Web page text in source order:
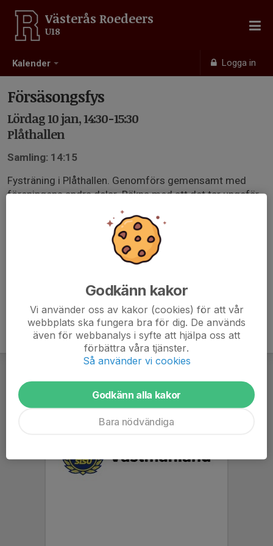
Kalender Logga in
Västerås Roedeers
U18
Försäsongsfys
Lördag 10 jan, 14:30-15:30
Plåthallen
Samling: 14:15
Fysträning i Plåthallen. Genomförs gemensamt med
föreningens andra delar. Räkna med att det tar ungefär
en timme. Inga skydd. Vi har hallen från 14:15-16:00.
Godkänn kakor
Vi använder oss av kakor (cookies) för att vår
webbplats ska fungera bra för dig. De används
även för webbanalys i syfte att hjälpa oss att
förbättra våra tjänster.
Så använder vi cookies
Godkänn alla kakor
Bara nödvändiga